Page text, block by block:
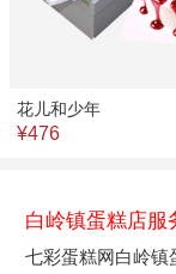
花儿和少年
¥476
白岭镇蛋糕店服
七彩蛋糕网白岭镇